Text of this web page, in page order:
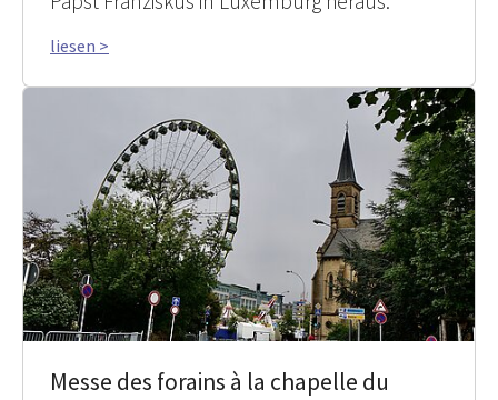
liesen >
Messe des forains à la chapelle du